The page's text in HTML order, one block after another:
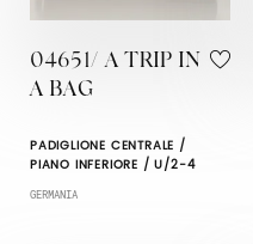
04651/ A TRIP IN
A BAG
PADIGLIONE CENTRALE /
PIANO INFERIORE / U/2-4
GERMANIA